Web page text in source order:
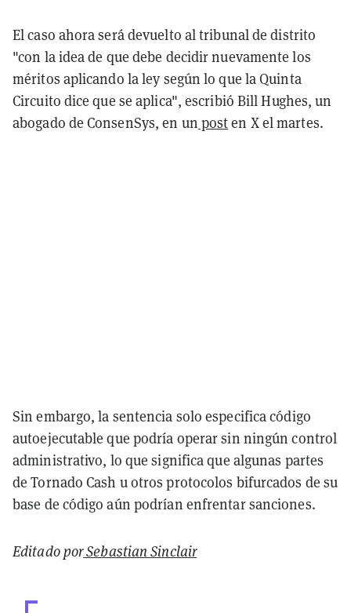
El caso ahora será devuelto al tribunal de distrito
"con la idea de que debe decidir nuevamente los
méritos aplicando la ley según lo que la Quinta
Circuito dice que se aplica", escribió Bill Hughes, un
abogado de ConsenSys, en un posten X el martes.
Sin embargo, la sentencia solo especifica código
autoejecutable que podría operar sin ningún control
administrativo, lo que significa que algunas partes
de Tornado Cash u otros protocolos bifurcados de su
base de código aún podrían enfrentar sanciones.
Editado porSebastian Sinclair